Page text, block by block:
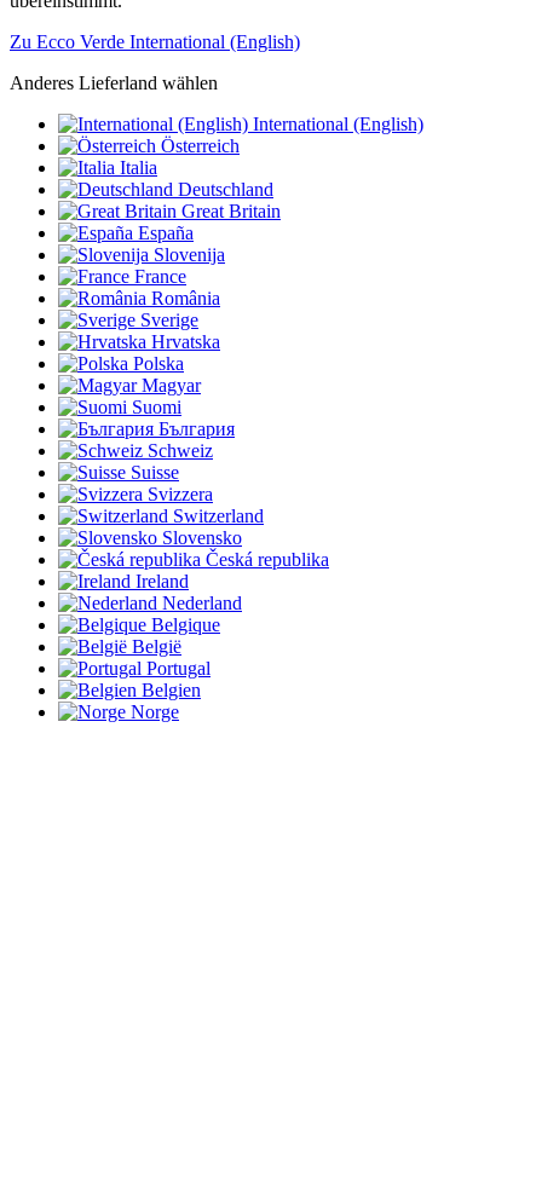
Zu Ecco Verde International (English)
Anderes Lieferland wählen
International (English)
Österreich
Italia
Deutschland
Great Britain
España
Slovenija
France
România
Sverige
Hrvatska
Polska
Magyar
Suomi
България
Schweiz
Suisse
Svizzera
Switzerland
Slovensko
Česká republika
Ireland
Nederland
Belgique
België
Portugal
Belgien
Norge